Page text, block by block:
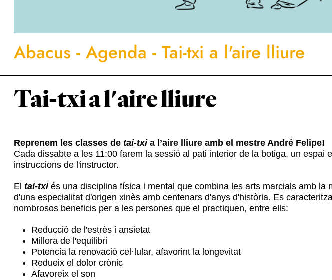
Abacus - Agenda - Tai-txi a l'aire lliure
Tai-txi a l'aire lliure
Reprenem les classes de tai-txia l’aire lliure amb el mestre André Felipe!
Cada dissabte a les 11:00 farem la sessió al pati interior de la botiga, un espai
instruccions de l'instructor.
El tai-txiés una disciplina física i mental que combina les arts marcials amb la
d'una especialitat d'origen xinès amb centenars d'anys d'història. Es
nombrosos beneficis per a les persones que el practiquen, entre ells:
Reducció de l'estrès i ansietat
Millora de l'equilibri
Potencia la renovació cel·lular, afavorint la longevitat
Redueix el dolor crònic
Afavoreix el son